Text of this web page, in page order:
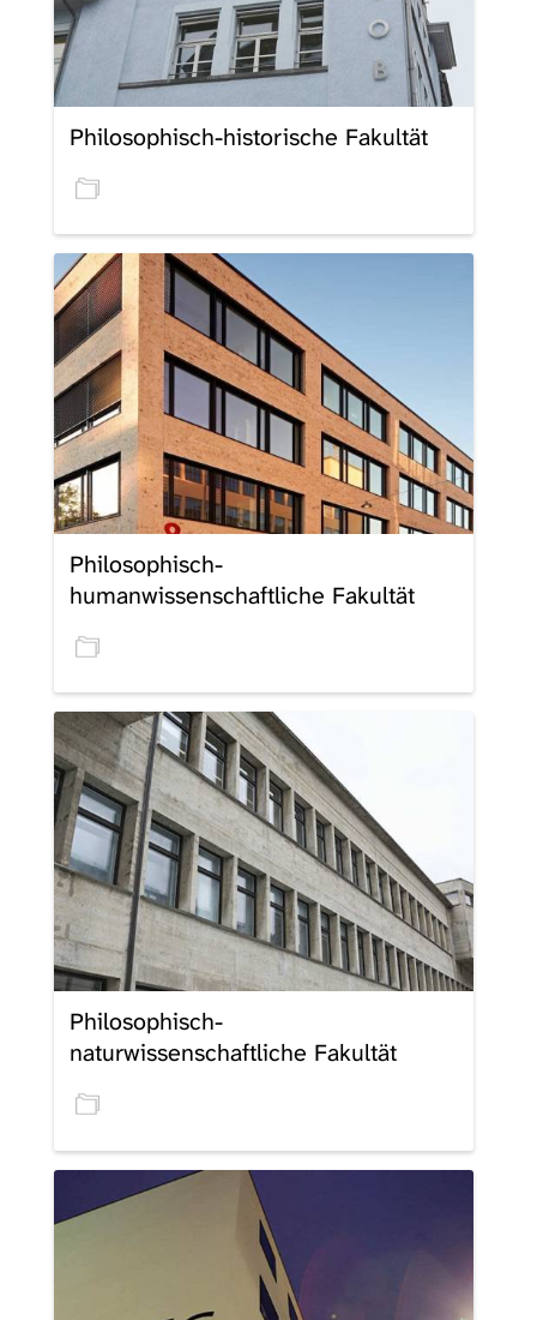
Philosophisch-historische Fakultät
Philosophisch-
humanwissenschaftliche Fakultät
Philosophisch-
naturwissenschaftliche Fakultät